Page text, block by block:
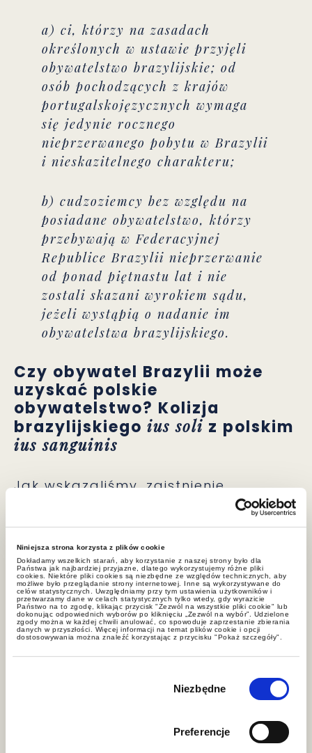
Niniejsza strona korzysta z plików cookie
Dokładamy wszelkich starań, aby korzystanie z naszej strony było dla
Państwa jak najbardziej przyjazne, dlatego wykorzystujemy różne pliki
cookies. Niektóre pliki cookies są niezbędne ze względów technicznych, aby
możliwe było przeglądanie strony internetowej. Inne są wykorzystywane do
celów statystycznych. Uwzględniamy przy tym ustawienia użytkowników i
przetwarzamy dane w celach statystycznych tylko wtedy, gdy wyrazicie
Państwo na to zgodę, klikając przycisk "Zezwól na wszystkie pliki cookie" lub
dokonując odpowiednich wyborów po kliknięciu „Zezwól na wybór”. Udzielone
zgody można w każdej chwili anulować, co spowoduje zaprzestanie zbierania
danych w przyszłości. Więcej informacji na temat plików cookie i opcji
dostosowywania można znaleźć korzystając z przycisku "Pokaż szczegóły".
zgody
Niezbędne
Preferencje
a) ci, którzy na zasadach
określonych w ustawie przyjęli
obywatelstwo brazylijskie; od
osób pochodzących z krajów
portugalskojęzycznych wymaga
się jedynie rocznego
nieprzerwanego pobytu w Brazylii
i nieskazitelnego charakteru;
b) cudzoziemcy bez względu na
posiadane obywatelstwo, którzy
przebywają w Federacyjnej
Republice Brazylii nieprzerwanie
od ponad piętnastu lat i nie
zostali skazani wyrokiem sądu,
jeżeli wystąpią o nadanie im
obywatelstwa brazylijskiego.
Czy obywatel Brazylii może
uzyskać polskie
obywatelstwo? Kolizja
brazylijskiego ius soli z polskim
ius sanguinis
Jak wskazaliśmy, zaistnienie
obywatelstwa na zasadzieius solii
ius sanguinismoże prowadzić do
kolizji. Dzieje się tak w szczególności
w sytuacjach, w których prawo
danego państwa wyraźnie wyklucza
możliwość jednoczesnego
posiadania obywatelstwa innego
państwa. Warto bowiem zauważyć
obywatelstwa wskutek zdarzenia,
rodziców na terytorium konkretnego